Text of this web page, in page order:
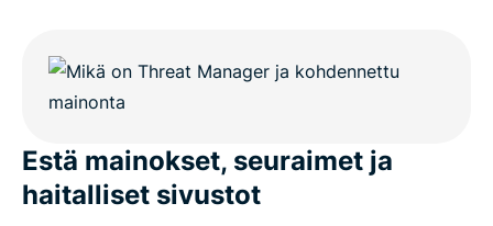
Estä mainokset, seuraimet ja
haitalliset sivustot